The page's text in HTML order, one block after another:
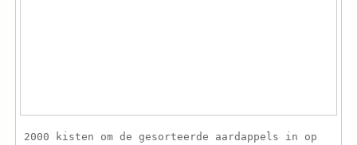
2000 kisten om de gesorteerde aardappels in op